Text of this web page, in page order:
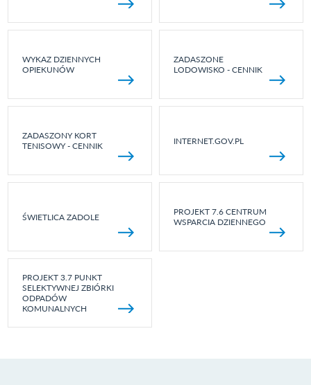
WYKAZ DZIENNYCH
OPIEKUNÓW
ZADASZONE
LODOWISKO - CENNIK
ZADASZONY KORT
TENISOWY - CENNIK
INTERNET.GOV.PL
ŚWIETLICA ZADOLE
PROJEKT 7.6 CENTRUM
WSPARCIA DZIENNEGO
PROJEKT 3.7 PUNKT
SELEKTYWNEJ ZBIÓRKI
ODPADÓW
KOMUNALNYCH